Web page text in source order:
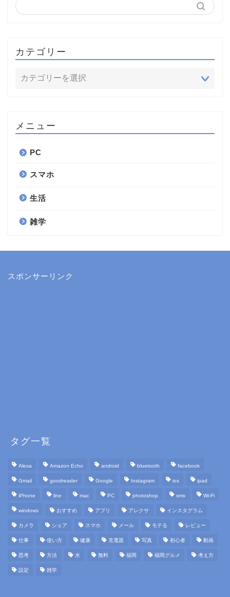
カテゴリー
メニュー
PC
スマホ
生活
雑学
スポンサーリンク
タグ一覧
Alexa Amazon Echo android bluetooth facebook
Gmail goodreader Google Instagram ios ipad
iPhone line mac PC photoshop sms Wi-Fi
windows おすすめ アプリ アレクサ インスタグラム
カメラ シェア スマホ メール モテる レビュー
仕事 使い方 健康 充電器 写真 初心者 動画
思考 方法 水 無料 福岡 福岡グルメ 考え方
設定 雑学